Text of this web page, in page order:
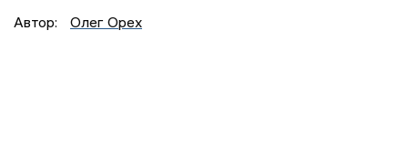
Автор:
Олег Орех